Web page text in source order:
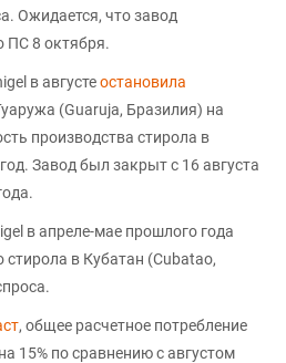
Ожидается, что завод
ПС 8 октября.
в августеостановила
(Guaruja, Бразилия) на
производства стирола в
Завод был закрыт с 16 августа
в апреле-мае прошлого года
стирола в Кубатан (Cubatao,
, общее расчетное потребление
15% по сравнению с августом